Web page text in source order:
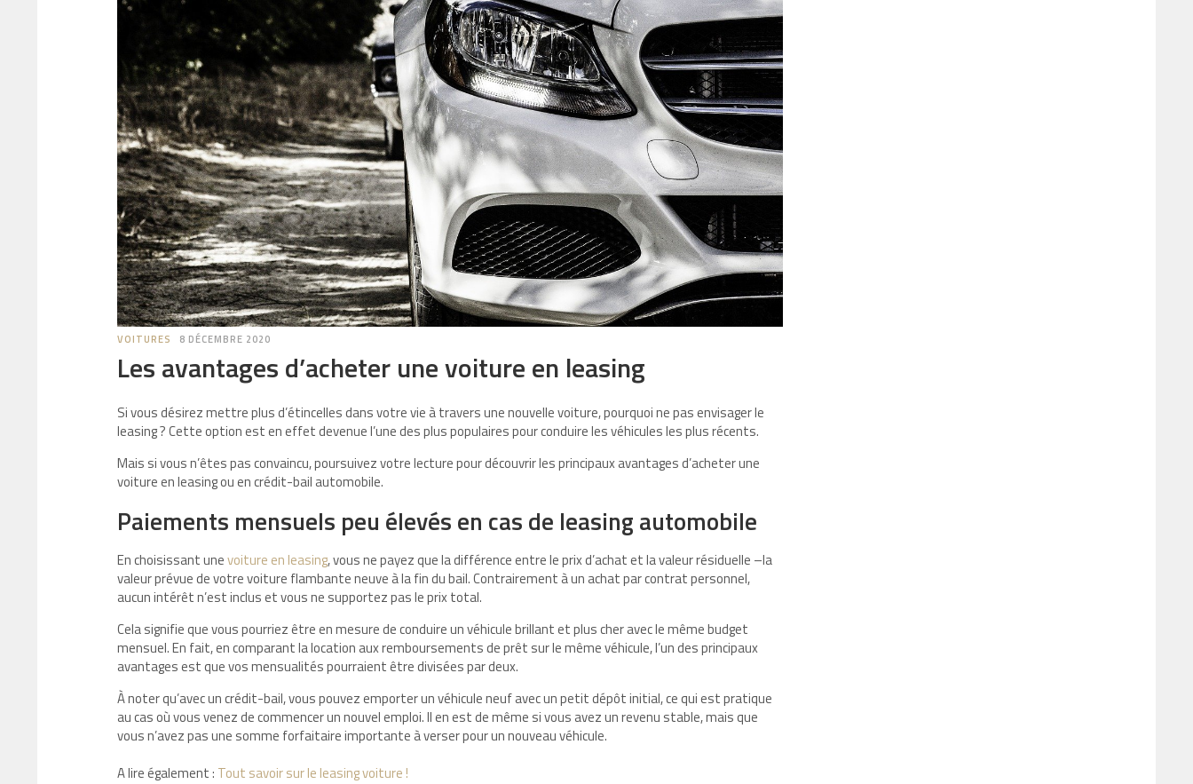
VOITURES 8 DÉCEMBRE 2020
Les avantages d’acheter une voiture en leasing
Si vous désirez mettre plus d’étincelles dans votre vie à travers une nouvelle voiture, pourquoi ne pas envisager le
leasing ? Cette option est en effet devenue l’une des plus populaires pour conduire les véhicules les plus récents.
Mais si vous n’êtes pas convaincu, poursuivez votre lecture pour découvrir les principaux avantages d’acheter une
voiture en leasing ou en crédit-bail automobile.
Paiements mensuels peu élevés en cas de leasing automobile
En choisissant unevoiture en leasing, vous ne payez que la différence entre le prix d’achat et la valeur résiduelle –la
valeur prévue de votre voiture flambante neuve à la fin du bail. Contrairement à un achat par contrat personnel,
aucun intérêt n’est inclus et vous ne supportez pas le prix total.
Cela signifie que vous pourriez être en mesure de conduire un véhicule brillant et plus cher avec le même budget
mensuel. En fait, en comparant la location aux remboursements de prêt sur le même véhicule, l’un des principaux
avantages est que vos mensualités pourraient être divisées par deux.
À noter qu’avec un crédit-bail, vous pouvez emporter un véhicule neuf avec un petit dépôt initial, ce qui est pratique
au cas où vous venez de commencer un nouvel emploi. Il en est de même si vous avez un revenu stable, mais que
vous n’avez pas une somme forfaitaire importante à verser pour un nouveau véhicule.
A lire également : Tout savoir sur le leasing voiture !